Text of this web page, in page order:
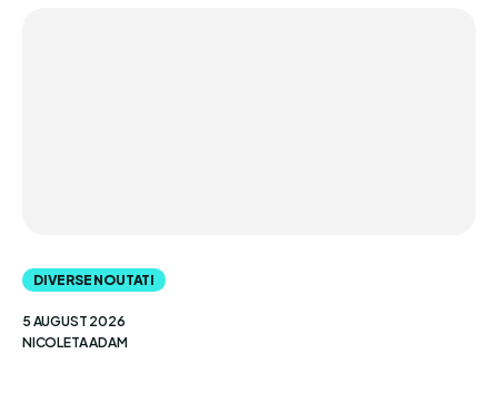
DIVERSE NOUTATI
5 AUGUST 2026
NICOLETA ADAM